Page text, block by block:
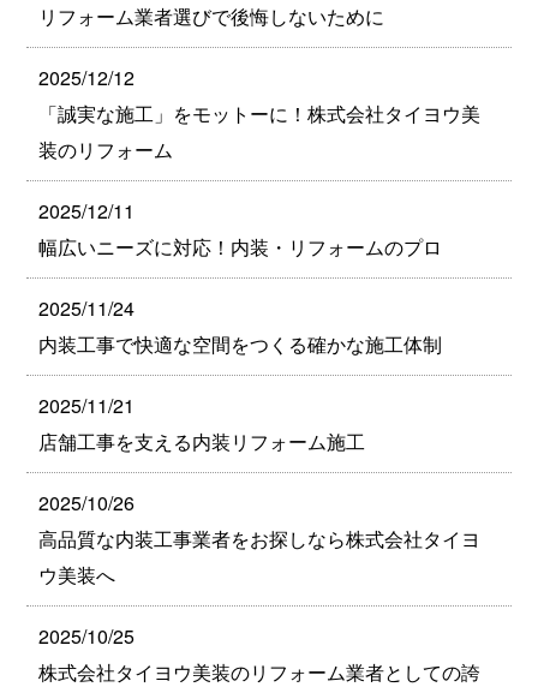
リフォーム業者選びで後悔しないために
2025/12/12
「誠実な施工」をモットーに！株式会社タイヨウ美
装のリフォーム
2025/12/11
幅広いニーズに対応！内装・リフォームのプロ
2025/11/24
内装工事で快適な空間をつくる確かな施工体制
2025/11/21
店舗工事を支える内装リフォーム施工
2025/10/26
高品質な内装工事業者をお探しなら株式会社タイヨ
ウ美装へ
2025/10/25
株式会社タイヨウ美装のリフォーム業者としての誇